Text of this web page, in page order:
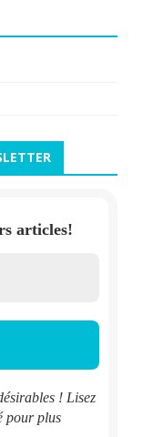
articles!
! Lisez
pour plus